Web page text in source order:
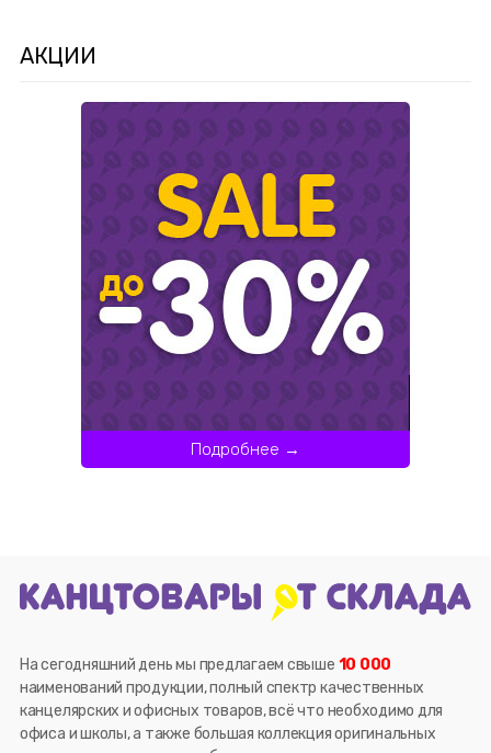
АКЦИИ
Подробнее →
На сегодняшний день мы предлагаем свыше 10 000
наименований продукции, полный спектр качественных
канцелярских и офисных товаров, всё что необходимо для
офиса и школы, а также большая коллекция оригинальных